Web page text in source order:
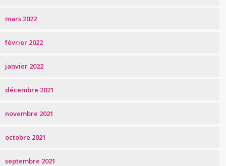
mars 2022
février 2022
janvier 2022
décembre 2021
novembre 2021
octobre 2021
septembre 2021